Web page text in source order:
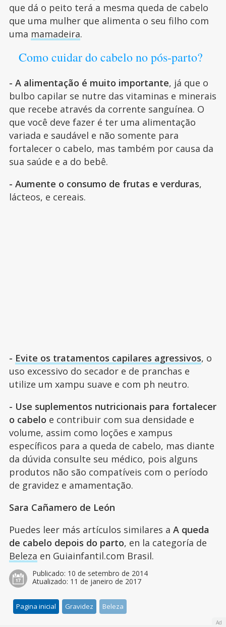
que dá o peito terá a mesma queda de cabelo
que uma mulher que alimenta o seu filho com
uma mamadeira.
Como cuidar do cabelo no pós-parto?
- A alimentação é muito importante, já que o
bulbo capilar se nutre das vitaminas e minerais
que recebe através da corrente sanguínea. O
que você deve fazer é ter uma alimentação
variada e saudável e não somente para
fortalecer o cabelo, mas também por causa da
sua saúde e a do bebê.
- Aumente o consumo de frutas e verduras,
lácteos, e cereais.
- Evite os tratamentos capilares agressivos, o
uso excessivo do secador e de pranchas e
utilize um xampu suave e com ph neutro.
- Use suplementos nutricionais para fortalecer
o cabelo e contribuir com sua densidade e
volume, assim como loções e xampus
específicos para a queda de cabelo, mas diante
da dúvida consulte seu médico, pois alguns
produtos não são compatíveis com o período
de gravidez e amamentação.
Sara Cañamero de León
Puedes leer más artículos similares a A queda
de cabelo depois do parto, en la categoría de
Beleza en Guiainfantil.com Brasil.
Publicado: 10 de setembro de 2014
Atualizado: 11 de janeiro de 2017
Pagina inicial Gravidez Beleza
Ad